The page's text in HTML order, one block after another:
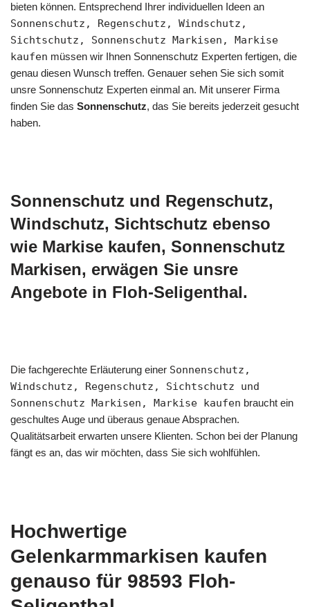
bieten können. Entsprechend Ihrer individuellen Ideen an
Sonnenschutz, Regenschutz, Windschutz,
Sichtschutz, Sonnenschutz Markisen, Markise
kaufen müssen wir Ihnen Sonnenschutz Experten fertigen, die
genau diesen Wunsch treffen. Genauer sehen Sie sich somit
unsre Sonnenschutz Experten einmal an. Mit unserer Firma
finden Sie das Sonnenschutz, das Sie bereits jederzeit gesucht
haben.
Sonnenschutz und Regenschutz,
Windschutz, Sichtschutz ebenso
wie Markise kaufen, Sonnenschutz
Markisen, erwägen Sie unsre
Angebote in Floh-Seligenthal.
Die fachgerechte Erläuterung einer Sonnenschutz,
Windschutz, Regenschutz, Sichtschutz und
Sonnenschutz Markisen, Markise kaufen braucht ein
geschultes Auge und überaus genaue Absprachen.
Qualitätsarbeit erwarten unsere Klienten. Schon bei der Planung
fängt es an, das wir möchten, dass Sie sich wohlfühlen.
Hochwertige
Gelenkarmmarkisen kaufen
genauso für 98593 Floh-